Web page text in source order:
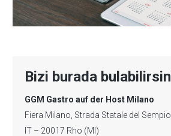
Bizi burada
GGM Gastro auf der Host Milano
Fiera Milano, Strada Statale del
IT – 20017 Rho (MI)